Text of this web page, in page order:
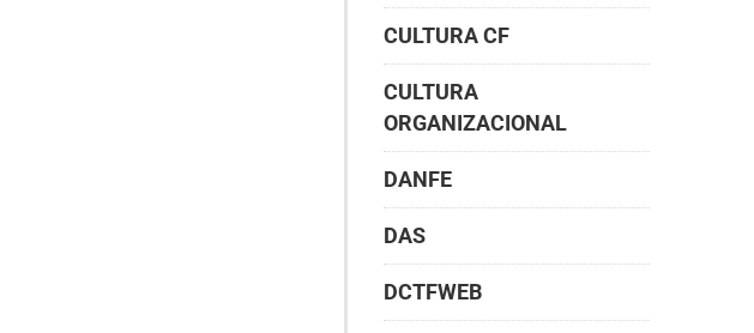
CULTURA CF
CULTURA
ORGANIZACIONAL
DANFE
DAS
DCTFWEB